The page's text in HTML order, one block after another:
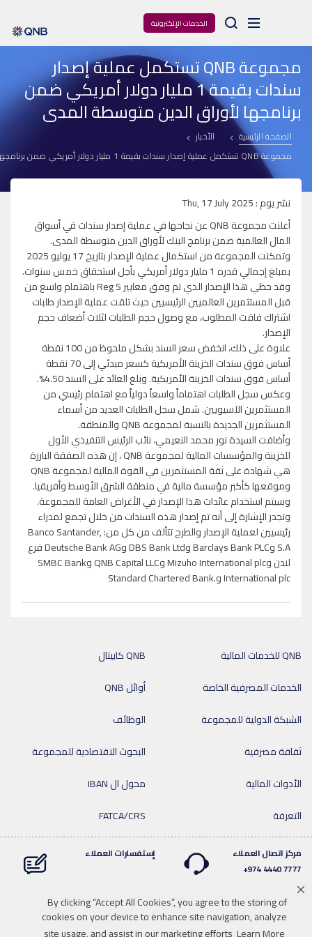
By clicking “Accept All Cookies”, you agree to the storing of
cookies on your device to enhance site navigation, analyze
site usage, and assist in our marketing efforts Learn More
الخدمات الإلكترونية Arama
مجموعة QNB تستكمل عملية إصدار
سندات بقيمة 1 مليار دولار أمريكي ضمن
برنامجها لأوراق الدين متوسطة المدى
الصفحة الرئيسية
الأخبار
مجموعة QNB تستكمل عملية إصدار سندات بقيمة 1 مليار دولار أمريكي ضمن برنامجها لأوراق الدين متوسطة المدى
نشر يوم : Thu, 17 July 2025
أعلنت مجموعة QNB عن نجاحها في عملية إصدار سندات في أسواق
المال العالمية ضمن برنامج البنك لأوراق الدين متوسطة المدى.
وتمكنت المجموعة من استكمال عملية الإصدار بتاريخ 17 يوليو 2025
بمبلغ إجمالي قدره 1 مليار دولار أمريكي بأجل استحقاق خمس سنوات.
وقد حظي هذا الإصدار الذي تم وفق معايير Reg S باهتمام واسع من
قبل المستثمرين العالميين الرئيسيين حيث تلقت عملية الإصدار طلبات
اشتراك فاقت المطلوب، مع وصول حجم الطلبات لثلاث أضعاف حجم
الإصدار.
علاوة على ذلك، انخفض سعر السند بشكل ملحوظ من 100 نقطة
أساس فوق سندات الخزينة الأمريكية كسعر مبدئي إلى 70 نقطة
أساس فوق سندات الخزينة الأمريكية. وبلغ العائد على السند 4.50%.
وعكس سجل الطلبات اهتماماً واسعاً دولياً مع اهتمام رئيسي من
المستثمرين الآسيويين. شمل سجل الطلبات العديد من أسماء
المستثمرين الجديدة بالنسبة لمجموعة QNB والمنطقة.
وأضافت السيدة نور محمد النعيمي، نائب الرئيس التنفيذي الأول
للخزينة والمؤسسات المالية لمجموعة QNB ، إن هذه الصفقة البارزة
هي شهادة على ثقة المستثمرين في القوة المالية لمجموعة QNB
وموقعها كأكبر مؤسسة مالية في منطقة الشرق الأوسط وأفريقيا.
وسيتم استخدام عائدات هذا الإصدار في الأغراض العامة للمجموعة.
وتجدر الإشارة إلى أنه تم إصدار هذه السندات من خلال تجمع لمدراء
رئيسيين لعملية الإصدار والطرح تتألف من كل من: Banco Santander,
S.A وBarclays Bank PLC وDBS Bank Ltd وDeutsche Bank AG فرع
لندن وMizuho International plc وQNB Capital LLC وSMBC Bank
International plc و.Standard Chartered Bank
QNB كابيتال
QNB للخدمات المالية
أوائل QNB
الخدمات المصرفية الخاصة
الوظائف
الشبكة الدولية للمجموعة
البحوث الاقتصادية للمجموعة
ثقافة مصرفية
محول ال IBAN
الأدوات المالية
FATCA/CRS
التعرفة
مركز اتصال العملاء
7777 4440 974+
إستفسارات العملاء
LinkedinInstagramfacebookWhatsapp
twitteryoutube